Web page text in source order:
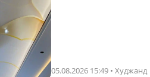
05.08.2026 15:49 • Худжанд